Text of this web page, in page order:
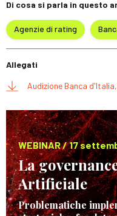
Di cosa si parla in questo
Agenzie di rating
Allegati
Audizione Banca
WEBINAR / 17
La
Artificiale
Problematiche